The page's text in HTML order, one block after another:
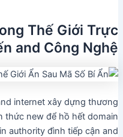
Thế Giới Trực
and Công Nghệ
internet xây dựng thương
thức new để hồ hết domain
authority đình tiếp cận and